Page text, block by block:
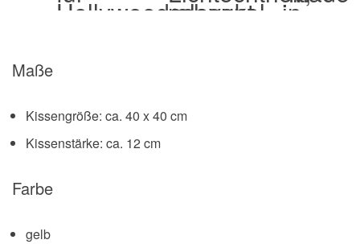
Maße
Kissengröße: ca. 40 x 40 cm
Kissenstärke: ca. 12 cm
Farbe
gelb